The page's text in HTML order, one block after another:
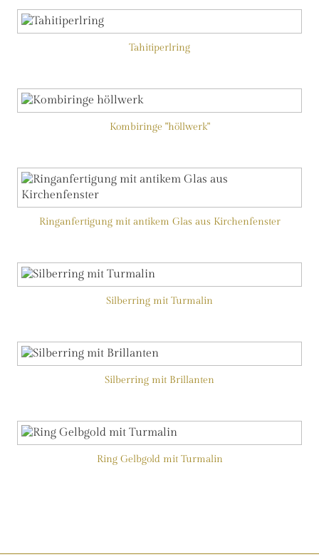
Tahitiperlring
Kombiringe "höllwerk"
Ringanfertigung mit antikem Glas aus Kirchenfenster
Silberring mit Turmalin
Silberring mit Brillanten
Ring Gelbgold mit Turmalin